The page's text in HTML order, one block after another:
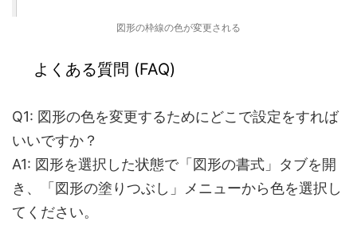
図形の枠線の色が変更される
よくある質問 (FAQ)
Q1: 図形の色を変更するためにどこで設定をすれば
いいですか？
A1: 図形を選択した状態で「図形の書式」タブを開
き、「図形の塗りつぶし」メニューから色を選択し
てください。